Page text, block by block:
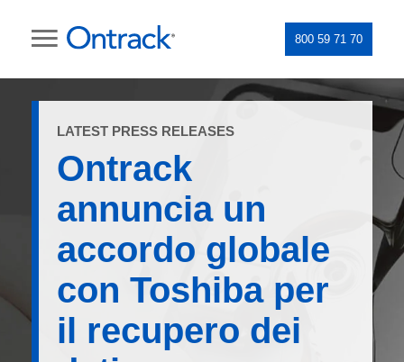
800 59 71 70
LATEST PRESS RELEASES
Ontrack
annuncia un
accordo globale
con Toshiba per
il recupero dei